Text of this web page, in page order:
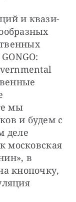
и квази­
мы
и будем с
деле
московская
в
кнопочку,